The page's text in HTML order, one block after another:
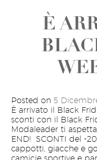
È
Posted on 5
È arrivato il Black
sconti con il Black
Modaleader ti
END! SCONTI del -
cappotti, giacche e